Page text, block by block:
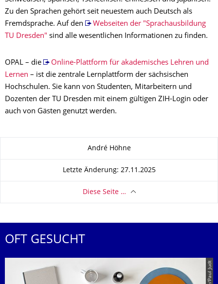
Zu den Sprachen gehört seit neuestem auch Deutsch als
Fremdsprache. Auf den
Webseiten der "Sprachausbildung
TU Dresden" sind alle wesentlichen Informationen zu finden.
OPAL – die
Online-Plattform für akademisches Lehren und
Lernen – ist die zentrale Lernplattform der sächsischen
Hochschulen. Sie kann von Studenten, Mitarbeitern und
Dozenten der TU Dresden mit einem gültigen ZIH-Login oder
auch von Gästen genutzt werden.
André Höhne
Letzte Änderung: 27.11.2025
Diese Seite …
OFT GESUCHT